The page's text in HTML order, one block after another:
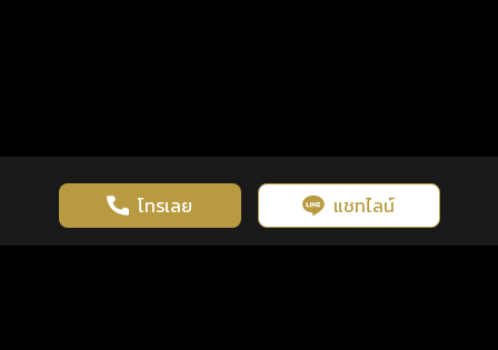
โทรเลย แชทไลน์
เว็บไซต์นี้มีการใช้งานคุกกี้ เพื่อเพิ่มประสิทธิภาพและประสบการณ์ที่ดี
ในการใช้งานเว็บไซต์ นโยบายความเป็นส่วนตัว
รู้ก่อน พร้อมกว่า ทุกจังหวะชีวิต คลิกดูดวงฟรี